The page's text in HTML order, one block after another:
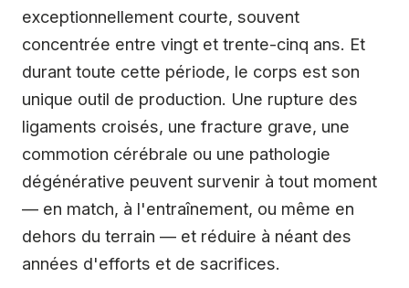
exceptionnellement courte, souvent
concentrée entre vingt et trente-cinq ans. Et
durant toute cette période, le corps est son
unique outil de production. Une rupture des
ligaments croisés, une fracture grave, une
commotion cérébrale ou une pathologie
dégénérative peuvent survenir à tout moment
— en match, à l'entraînement, ou même en
dehors du terrain — et réduire à néant des
années d'efforts et de sacrifices.